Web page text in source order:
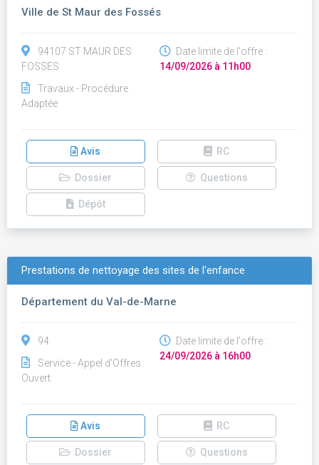
Ville de St Maur des Fossés
94107 ST MAUR DES
FOSSES
Travaux - Procédure
Adaptée
Date limite de l'offre :
14/09/2026 à 11h00
Avis RC
Dossier Questions
Dépôt
Prestations de nettoyage des sites de l'enfance
Département du Val-de-Marne
94
Service - Appel d'Offres
Ouvert
Date limite de l'offre :
24/09/2026 à 16h00
Avis RC
Dossier Questions